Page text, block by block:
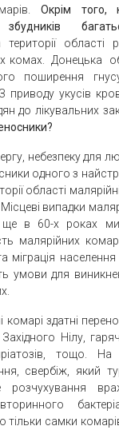
Окрім того,
збудників
області
комах. Донецька
поширення
приводу укусів
до лікувальних
небезпеку для
одного з
області
випадки
ще в 60-х роках
малярійних
міграція
умови для
здатні
Нілу,
тощо.
свербіж, який
розчухування
самки